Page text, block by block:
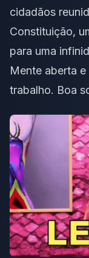
cidadãos
Constituição,
para uma
Mente aberta
trabalho. Boa